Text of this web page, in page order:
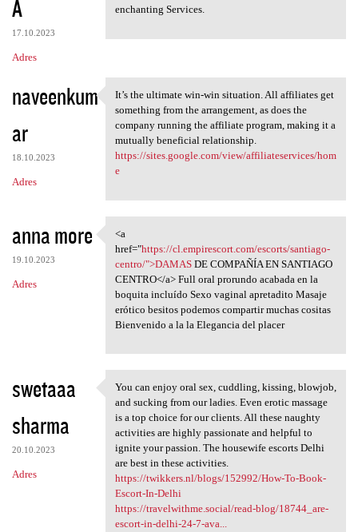
A
17.10.2023
Adres
enchanting Services.
naveenkum
ar
18.10.2023
Adres
It’s the ultimate win-win
It’s the ultimate win-win situation. All affiliates get
something from the arrangement, as does the
company running the affiliate program, making it a
mutually beneficial relationship.
https://sites.google.com/view/affiliateservices/hom
e
anna more
19.10.2023
Adres
<a href="https://cl
<a
href="https://cl.empirescort.com/escorts/santiago-
centro/">DAMASDE COMPAÑÍA EN SANTIAGO
CENTRO</a> Full oral prorundo acabada en la
boquita incluído Sexo vaginal apretadito Masaje
erótico besitos podemos compartir muchas cositas
Bienvenido a la la Elegancia del placer
swetaaa
sharma
20.10.2023
Adres
You can enjoy oral sex,
You can enjoy oral sex, cuddling, kissing, blowjob,
and sucking from our ladies. Even erotic massage
is a top choice for our clients. All these naughty
activities are highly passionate and helpful to
ignite your passion. The housewife escorts Delhi
are best in these activities.
https://twikkers.nl/blogs/152992/How-To-Book-
Escort-In-Delhi
https://travelwithme.social/read-blog/18744_are-
escort-in-delhi-24-7-ava...